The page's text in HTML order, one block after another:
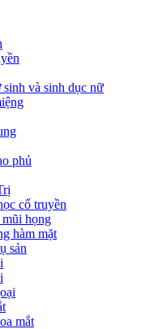
sinh và sinh dục nữ
phủ
cổ truyền
họng
hàm mặt
sản
mắt